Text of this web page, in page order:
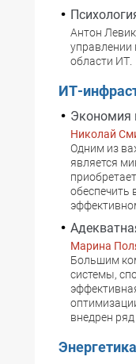
Антон
управлении
области ИТ.
ИТ-
Экономия
Николай
Одним из
является
обеспечить
Марина
Большим
системы,
внедрен